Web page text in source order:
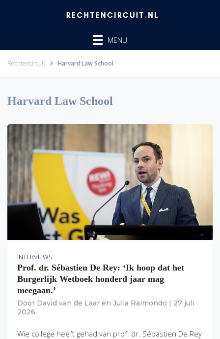
MENU
Rechtencircuit Harvard Law School
Harvard Law School
INTERVIEWS
Prof. dr. Sébastien De Rey: ‘Ik hoop dat het
Burgerlijk Wetboek honderd jaar mag
meegaan.’
Door David van de Laar en Julia Raimondo
27 juli
2026
Wie college heeft gehad van prof. dr. Sébastien De Rey